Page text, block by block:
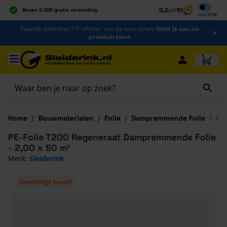
Boven 2.000 gratis verzending
Al 40 jaar dé specialist
Alles onder één dak
9,2uit10
Incl BTW
Inclusief
Ga naar de inhoud
Zakelijk bestellen? Profiteer van de voordelen! Meld je aan als
premium klant
Ga naar hoofdinhoud
Home / Bouwmaterialen / Folie / Dampremmende Folie /
Voordelige keuze!
PE-Folie T200 Regeneraat Dampremmende Folie
- 2,00 x 50 m¹
Merk: Sleiderink